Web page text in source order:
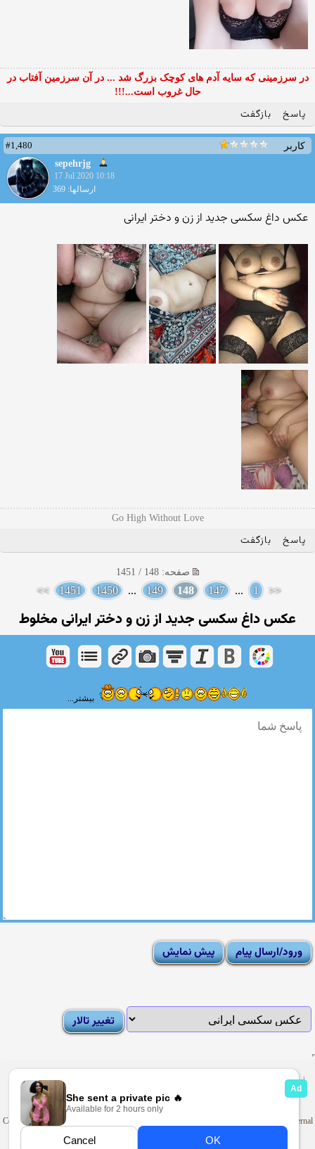
در سرزمینی که سایه آدم های کوچک بزرگ شد ... در آن سرزمین آفتاب در
حال غروب است...!!!
پاسخ بازگفت
کاربر
#1,480
sepehrjg
17 Jul 2020 10:18
ارسالها: 369
عکس داغ سکسی جدید از زن و دختر ایرانی
Go High Without Love
پاسخ بازگفت
صفحه: 148 / 1451
<<
1
...
147
148
149
...
1450
1451
>>
عکس داغ سکسی جدید از زن و دختر ایرانی مخلوط
بیشتر...
Moderator List |
Sexy Pictures Archive
Adult Forums
Copyright © 2009-2025
. Looti Forums is not responsible for the content of external